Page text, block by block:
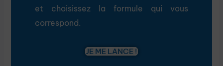
et choisissez la formule qui vous
correspond.
JE ME LANCE !